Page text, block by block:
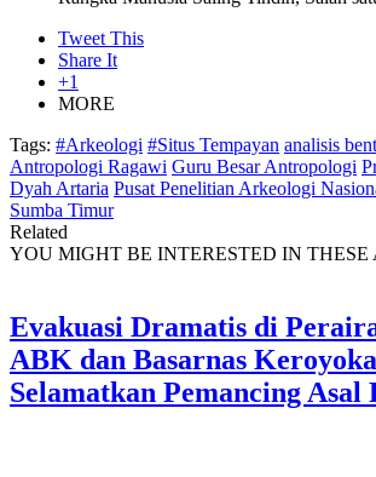
Tweet This
Share It
+1
MORE
Tags: #Arkeologi #Situs Tempayan analisis
Antropologi Ragawi Guru Besar Antropologi
Dyah Artaria Pusat Penelitian Arkeologi
Sumba Timur
Related
YOU MIGHT BE INTERESTED IN THESE
Evakuasi Dramatis di
ABK dan Basarnas
Selamatkan Pemancing